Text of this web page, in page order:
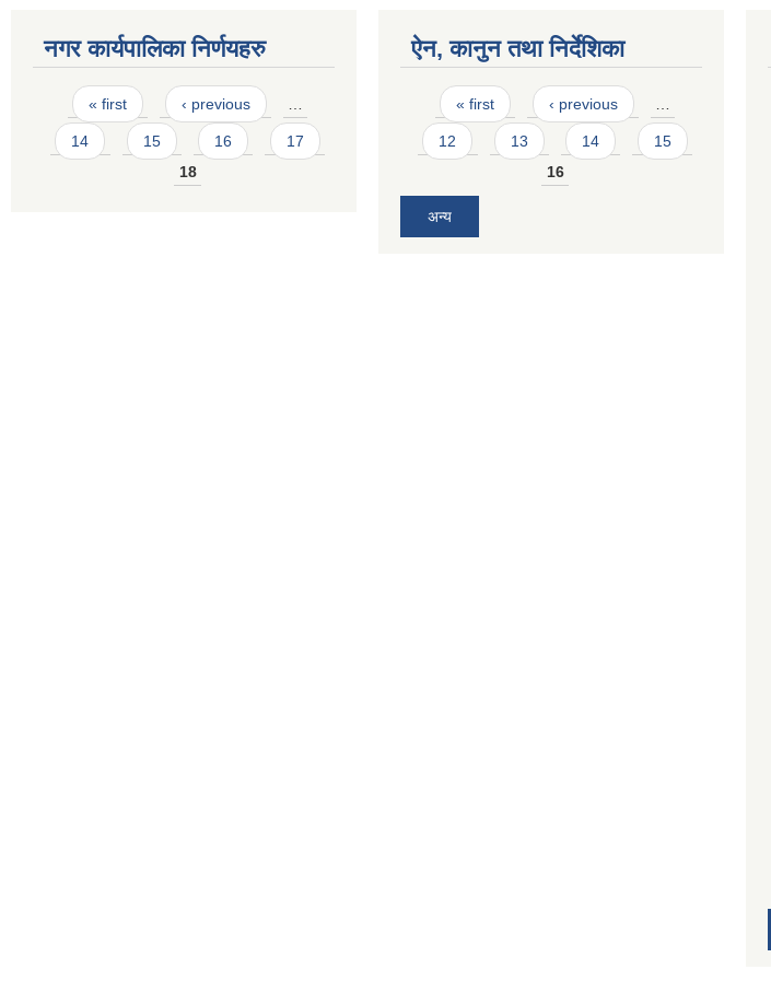
नगर कार्यपालिका निर्णयहरु
Pages
« first ‹ previous
14 15 16
17
18
ऐन, कानुन तथा निर्देशिका
Pages
« first ‹ previous
12 13 14
15
16
अन्य